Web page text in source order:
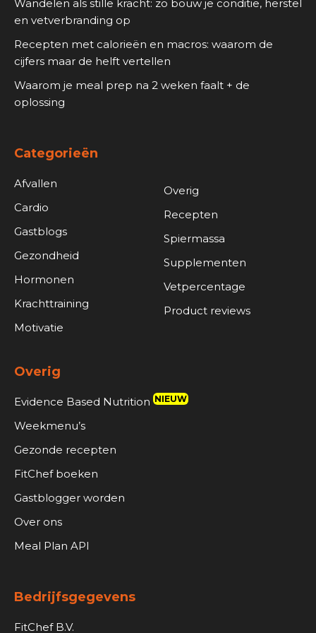
Wandelen als stille kracht: zo bouw je conditie, herstel
en vetverbranding op
Recepten met calorieën en macros: waarom de
cijfers maar de helft vertellen
Waarom je meal prep na 2 weken faalt + de
oplossing
Categorieën
Afvallen
Cardio
Gastblogs
Gezondheid
Hormonen
Krachttraining
Motivatie
Overig
Recepten
Spiermassa
Supplementen
Vetpercentage
Product reviews
Overig
Evidence Based Nutrition NIEUW
Weekmenu’s
Gezonde recepten
FitChef boeken
Gastblogger worden
Over ons
Meal Plan API
Bedrijfsgegevens
FitChef B.V.